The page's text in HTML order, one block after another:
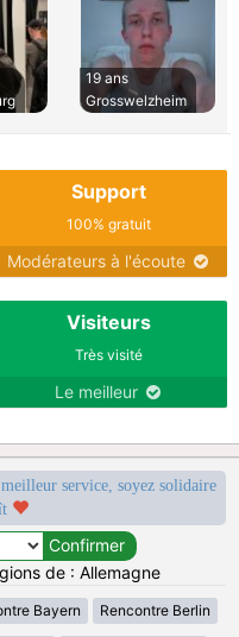
19 ans
Grosswelzheim
Support
100% gratuit
Modérateurs à l'écoute
Visiteurs
Très visité
Le meilleur
service, soyez solidaire
de : Allemagne
Bayern Rencontre Berlin